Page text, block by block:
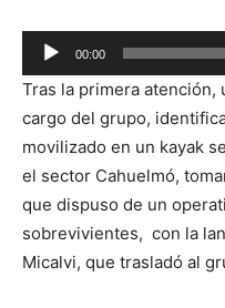
Reproductor
de
audio
00:00
Tras la primera atención,
cargo del grupo,
movilizado en un kayak
el sector Cahuelmó,
que dispuso de un
sobrevivientes, con la
Micalvi, que trasladó al